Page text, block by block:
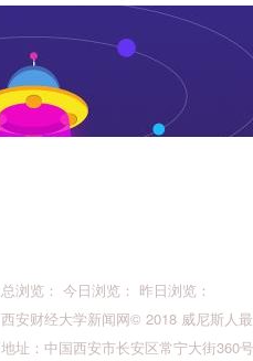
总浏览： 今日浏览： 昨日浏览：
西安财经大学新闻网© 2018 威尼斯人
地址：中国西安市长安区常宁大街360